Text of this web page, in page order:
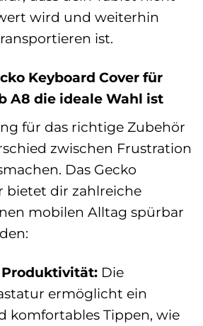
wird und weiterhin
ist.
Keyboard Cover für
A8 die ideale Wahl ist
für das richtige Zubehör
zwischen Frustration
Das Gecko
bietet dir zahlreiche
mobilen Alltag spürbar
Produktivität: Die
ermöglicht ein
komfortables Tippen, wie